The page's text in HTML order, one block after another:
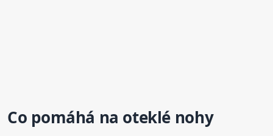
Co pomáhá na oteklé nohy